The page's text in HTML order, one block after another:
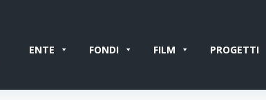
ENTE FONDI FILM PROGETTI